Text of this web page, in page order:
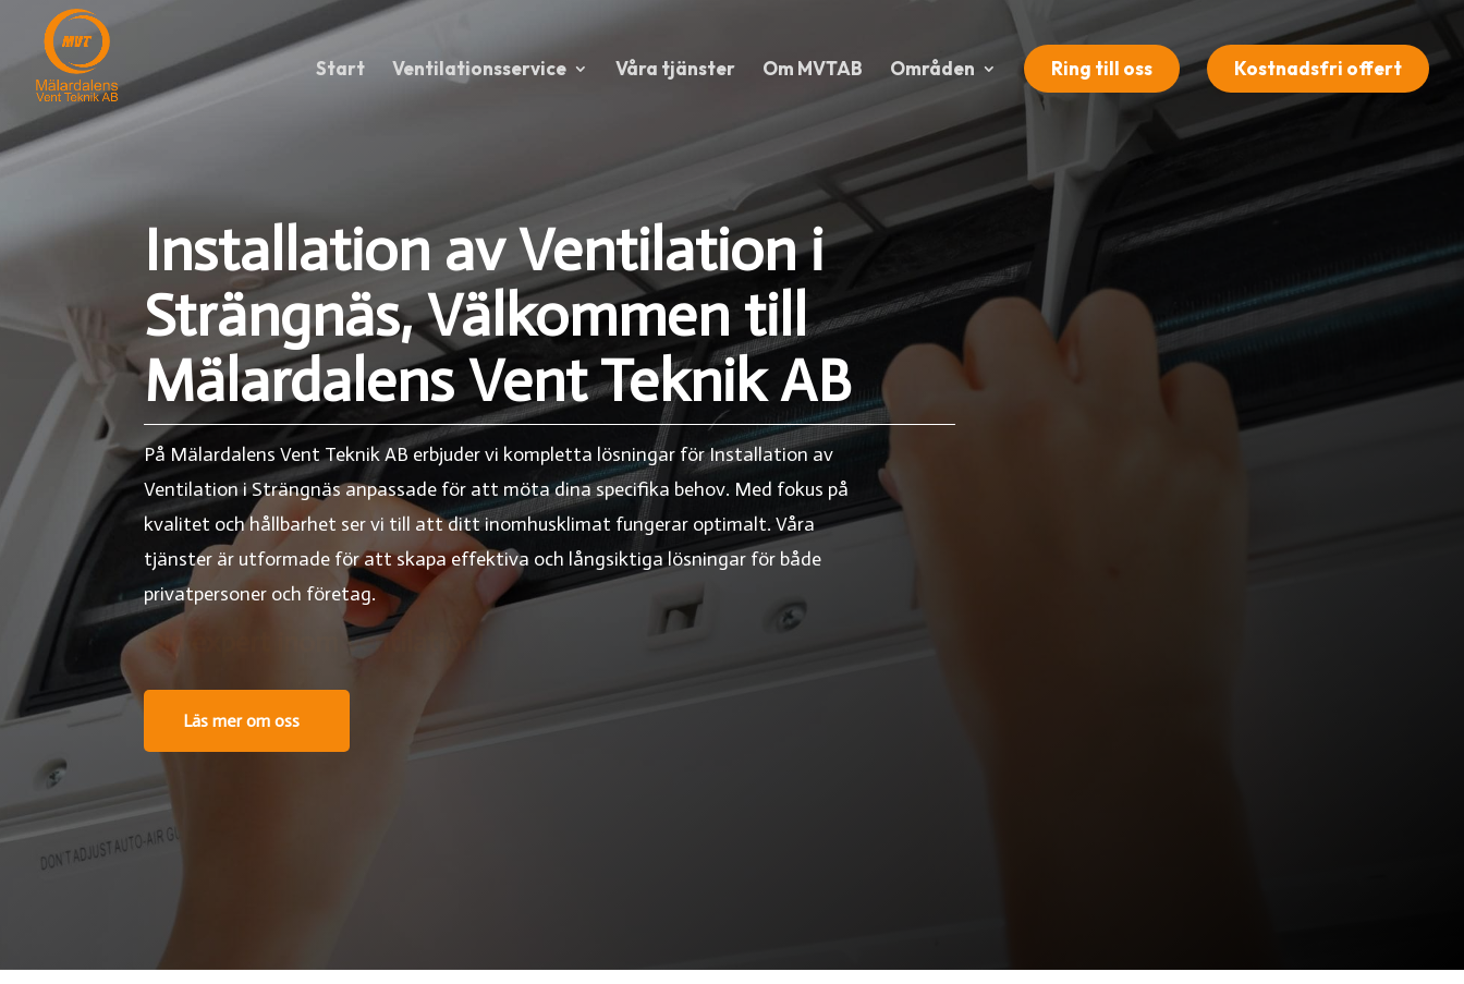
Start Ventilationsservice Våra tjänster Om MVTAB Områden Ring till oss Kostnadsfri offert
Installation av Ventilation i
Strängnäs, Välkommen till
Mälardalens Vent Teknik AB
På Mälardalens Vent Teknik AB erbjuder vi kompletta lösningar för Installation av
Ventilation i Strängnäs anpassade för att möta dina specifika behov. Med fokus på
kvalitet och hållbarhet ser vi till att ditt inomhusklimat fungerar optimalt. Våra
tjänster är utformade för att skapa effektiva och långsiktiga lösningar för både
privatpersoner och företag.
Din
Läs mer om oss